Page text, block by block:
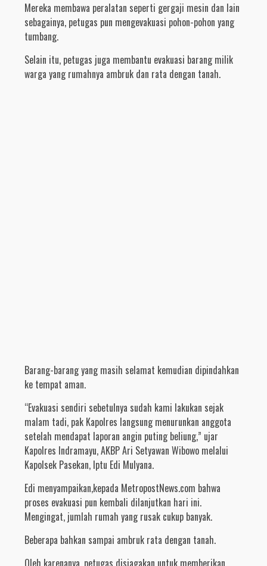
Mereka membawa peralatan seperti gergaji mesin dan lain
sebagainya, petugas pun mengevakuasi pohon-pohon yang
tumbang.
Selain itu, petugas juga membantu evakuasi barang milik
warga yang rumahnya ambruk dan rata dengan tanah.
Barang-barang yang masih selamat kemudian dipindahkan
ke tempat aman.
“Evakuasi sendiri sebetulnya sudah kami lakukan sejak
malam tadi, pak Kapolres langsung menurunkan anggota
setelah mendapat laporan angin puting beliung,” ujar
Kapolres Indramayu, AKBP Ari Setyawan Wibowo melalui
Kapolsek Pasekan, Iptu Edi Mulyana.
Edi menyampaikan,kepada MetropostNews.com bahwa
proses evakuasi pun kembali dilanjutkan hari ini.
Mengingat, jumlah rumah yang rusak cukup banyak.
Beberapa bahkan sampai ambruk rata dengan tanah.
Oleh karenanya, petugas disiagakan untuk memberikan